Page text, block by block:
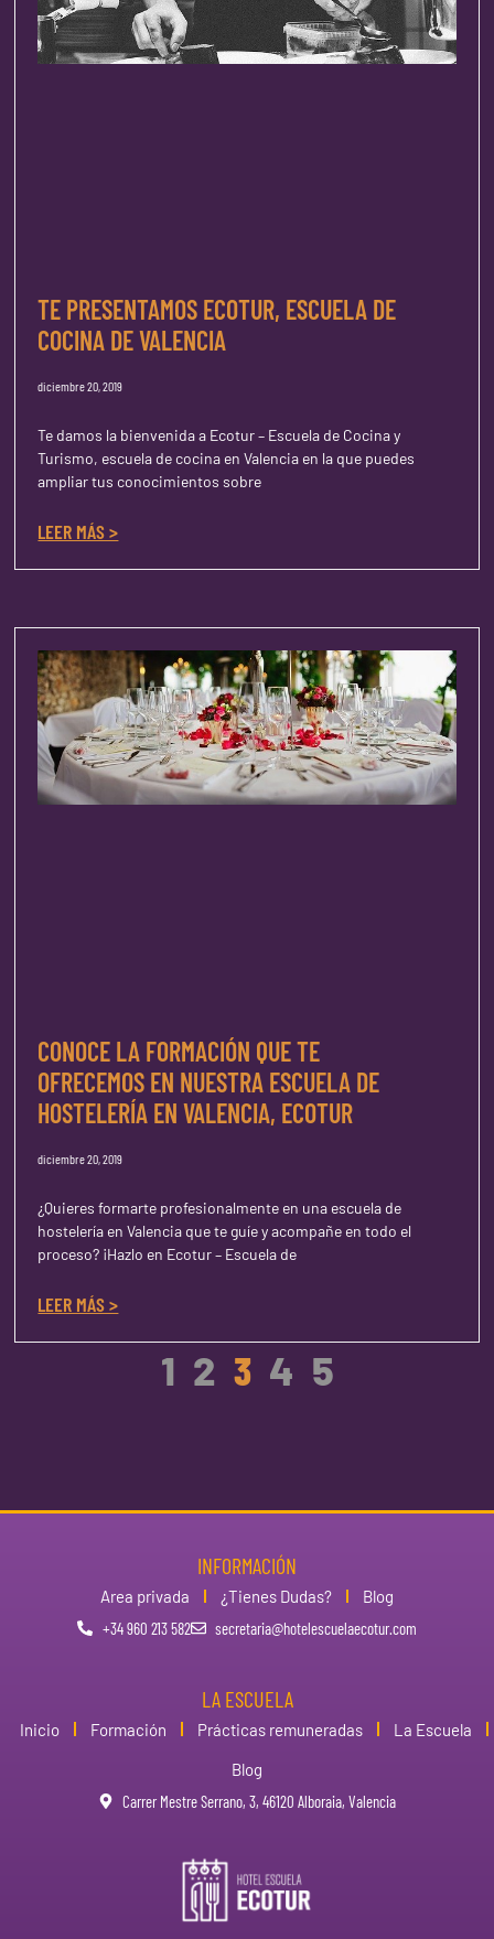
TE PRESENTAMOS ECOTUR, ESCUELA DE
COCINA DE VALENCIA
diciembre 20, 2019
Te damos la bienvenida a Ecotur – Escuela de Cocina y
Turismo, escuela de cocina en Valencia en la que puedes
ampliar tus conocimientos sobre
LEER MÁS >
CONOCE LA FORMACIÓN QUE TE
OFRECEMOS EN NUESTRA ESCUELA DE
HOSTELERÍA EN VALENCIA, ECOTUR
diciembre 20, 2019
¿Quieres formarte profesionalmente en una escuela de
hostelería en Valencia que te guíe y acompañe en todo el
proceso? ¡Hazlo en Ecotur – Escuela de
LEER MÁS >
1 2 3 4 5
INFORMACIÓN
Area privada ¿Tienes Dudas?
Blog
+34 960 213 582
secretaria@hotelescuelaecotur.com
LA ESCUELA
Inicio Formación Prácticas remuneradas
La Escuela
Blog
Carrer Mestre Serrano, 3, 46120 Alboraia, Valencia